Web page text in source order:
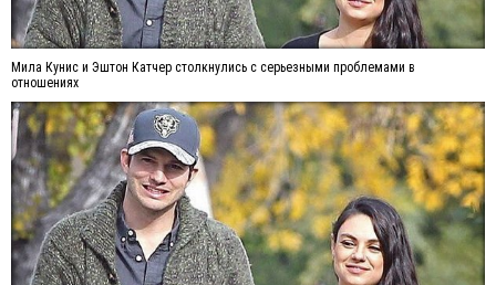
Мила Кунис и Эштон Катчер столкнулись с серьезными проблемами в
отношениях